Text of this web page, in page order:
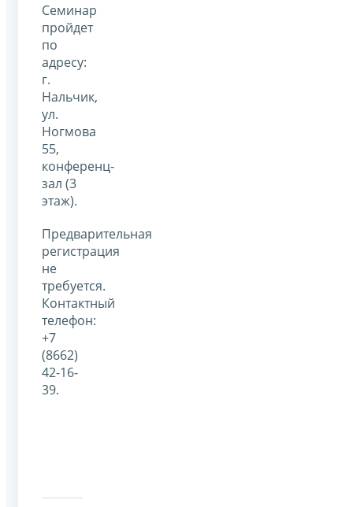
Семинар
пройдет
по
адресу:
г.
Нальчик,
ул.
Ногмова
55,
конференц-
зал (3
этаж).
Предварительная
регистрация
не
требуется.
Контактный
телефон:
+7
(8662)
42-16-
39.